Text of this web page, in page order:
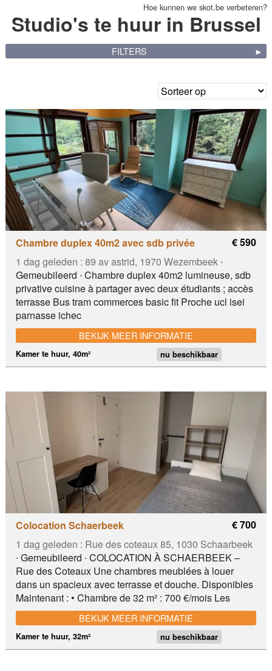
Hoe kunnen we skot.be verbeteren?
Studio's te huur in Brussel
FILTERS
Chambre duplex 40m2 avec sdb privée
1 dag geleden : 89 av astrid, 1970 Wezembeek∙
Gemeubileerd ∙ Chambre duplex 40m2 lumineuse, sdb
privative cuisine à partager avec deux étudiants ; accès
terrasse Bus tram commerces basic fit Proche ucl isei
parnasse ichec
Kamer te huur, 40m² nu beschikbaar
€ 590
BEKIJK MEER INFORMATIE
Colocation Schaerbeek
1 dag geleden : Rue des coteaux 85, 1030 Schaarbeek
∙ Gemeubileerd ∙ COLOCATION À SCHAERBEEK –
Rue des Coteaux Une chambres meublées à louer
dans un spacieux avec terrasse et douche. Disponibles
Maintenant : • Chambre de 32 m² : 700 €/mois Les
charges sont à payer séparément . Entièrement meublé
: frigo, plaques de cuisson, hotte, micro-ondes, lave-
vaisselle, machine à laver, vaisselle et équipements de
base inclus. Parties communes : • Salon avec cuisine
Kamer te huur, 32m² nu beschikbaar
€ 700
BEKIJK MEER INFORMATIE